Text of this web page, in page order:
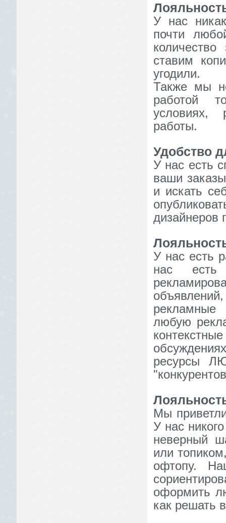
У нас
почти
ставим
угодили.
Также мы
работой
условиях,
работы.
Удобство
У нас есть
ваши
и искать
дизайнеров
У нас есть
нас есть
любую
ресурсы
Мы
У нас
неверный
или
офтопу.
оформить
как решать